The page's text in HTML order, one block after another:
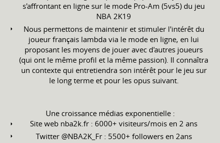
s'affrontant en ligne sur le mode Pro-Am (5vs5) du jeu
NBA 2K19
Nous permettons de maintenir et stimuler l'intérêt du
joueur français lambda via le mode en ligne, en lui
proposant les moyens de jouer avec d'autres joueurs
(qui ont le même profil et la même passion). Il connaîtra
un contexte qui entretiendra son intérêt pour le jeu sur
le long terme et pour les opus suivant.
Une croissance médias exponentielle :
Site web nba2k.fr : 6000+ visiteurs/mois en 2 ans
Twitter @NBA2K_Fr : 5500+ followers en 2ans